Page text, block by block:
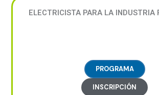
ELECTRICISTA PARA LA INDUSTRIA
PROGRAMA
INSCRIPCIÓN